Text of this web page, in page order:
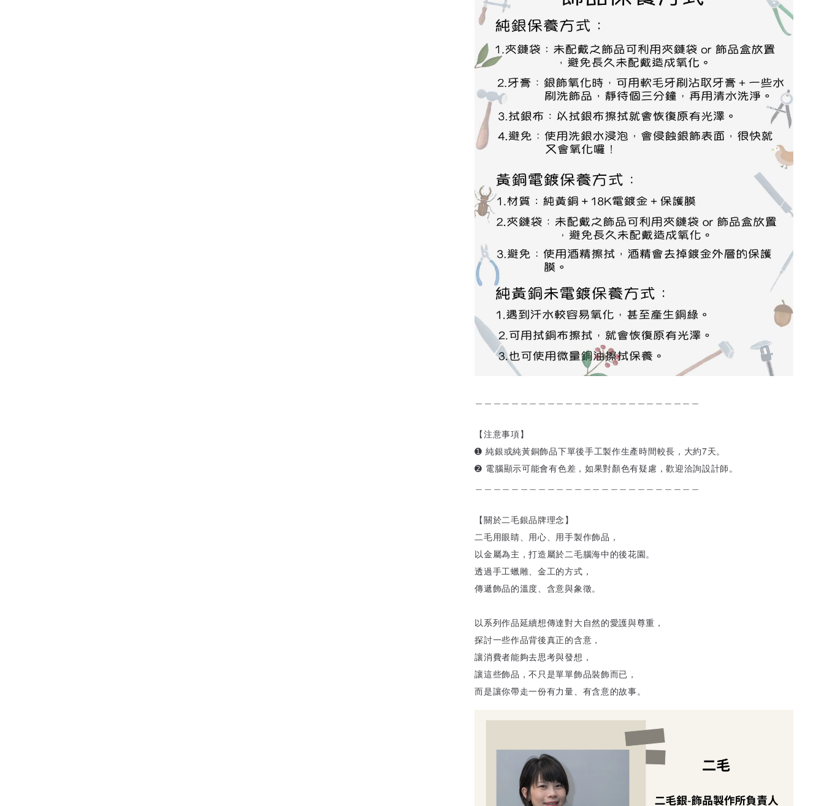
【注意事項】
➊ 純銀或純黃銅飾品下單後手工製作生產時間較長，大約7天。
➋ 電腦顯示可能會有色差，如果對顏色有疑慮，歡迎洽詢設計師。
【關於二毛銀品牌理念】
二毛用眼睛、用心、用手製作飾品，
以金屬為主，打造屬於二毛腦海中的後花園。
透過手工蠟雕、金工的方式，
傳遞飾品的溫度、含意與象徵。
以系列作品延續想傳達對大自然的愛護與尊重，
探討一些作品背後真正的含意，
讓消費者能夠去思考與發想，
讓這些飾品，不只是單單飾品裝飾而已，
而是讓你帶走一份有力量、有含意的故事。